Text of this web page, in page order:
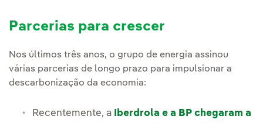
Parcerias para crescer
Nos últimos três anos, o grupo de energia assinou
várias parcerias de longo prazo para impulsionar a
descarbonização da economia:
Recentemente, a
Iberdrola e a BP chegaram a